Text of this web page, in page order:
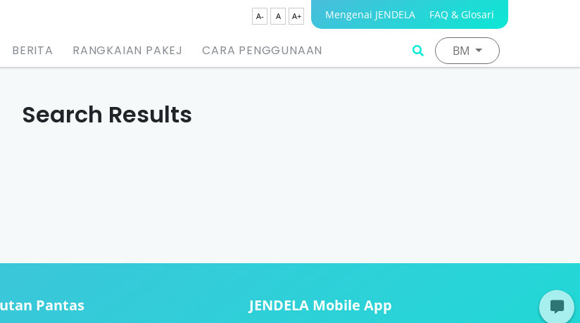
A- A A+ Mengenai JENDELA FAQ & Glosari
BERITA RANGKAIAN PAKEJ CARA PENGGUNAAN BM
Search Results
Pantas JENDELA Mobile App